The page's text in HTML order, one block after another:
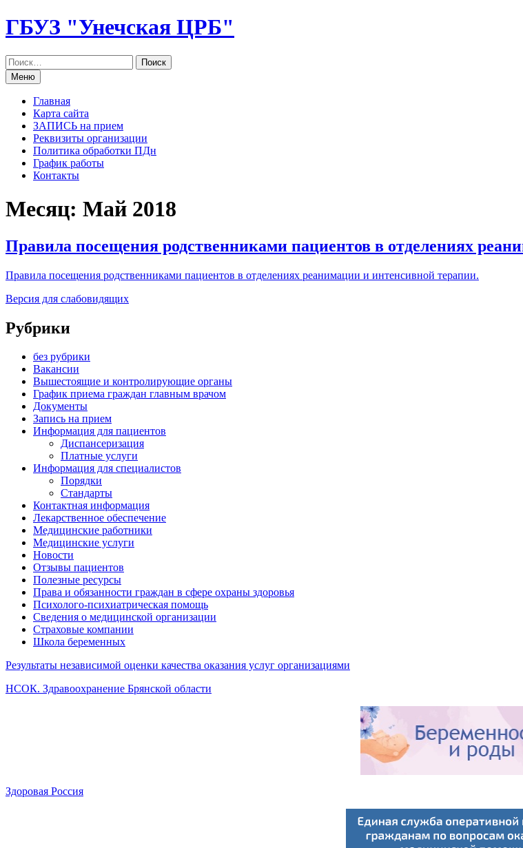
Перейти
к
ГБУЗ "Унечская ЦРБ"
Меню
Главная
Карта сайта
ЗАПИСЬ на прием
Реквизиты организации
Политика обработки ПДн
График работы
Контакты
Месяц: Май 2018
Правила посещения родственниками пациентов в отделениях
Правила посещения родственниками пациентов в отделениях реанимации и интенсивной терапии.
Версия для слабовидящих
Рубрики
без рубрики
Вакансии
Вышестоящие и контролирующие органы
График приема граждан главным врачом
Документы
Запись на прием
Информация для пациентов
Диспансеризация
Платные услуги
Информация для специалистов
Порядки
Стандарты
Контактная информация
Лекарственное обеспечение
Медицинские работники
Медицинские услуги
Новости
Отзывы пациентов
Полезные ресурсы
Права и обязанности граждан в сфере охраны здоровья
Психолого-психиатрическая помощь
Сведения о медицинской организации
Страховые компании
Школа беременных
Результаты независимой оценки качества оказания услуг организациями
НСОК. Здравоохранение Брянской области
Здоровая Россия